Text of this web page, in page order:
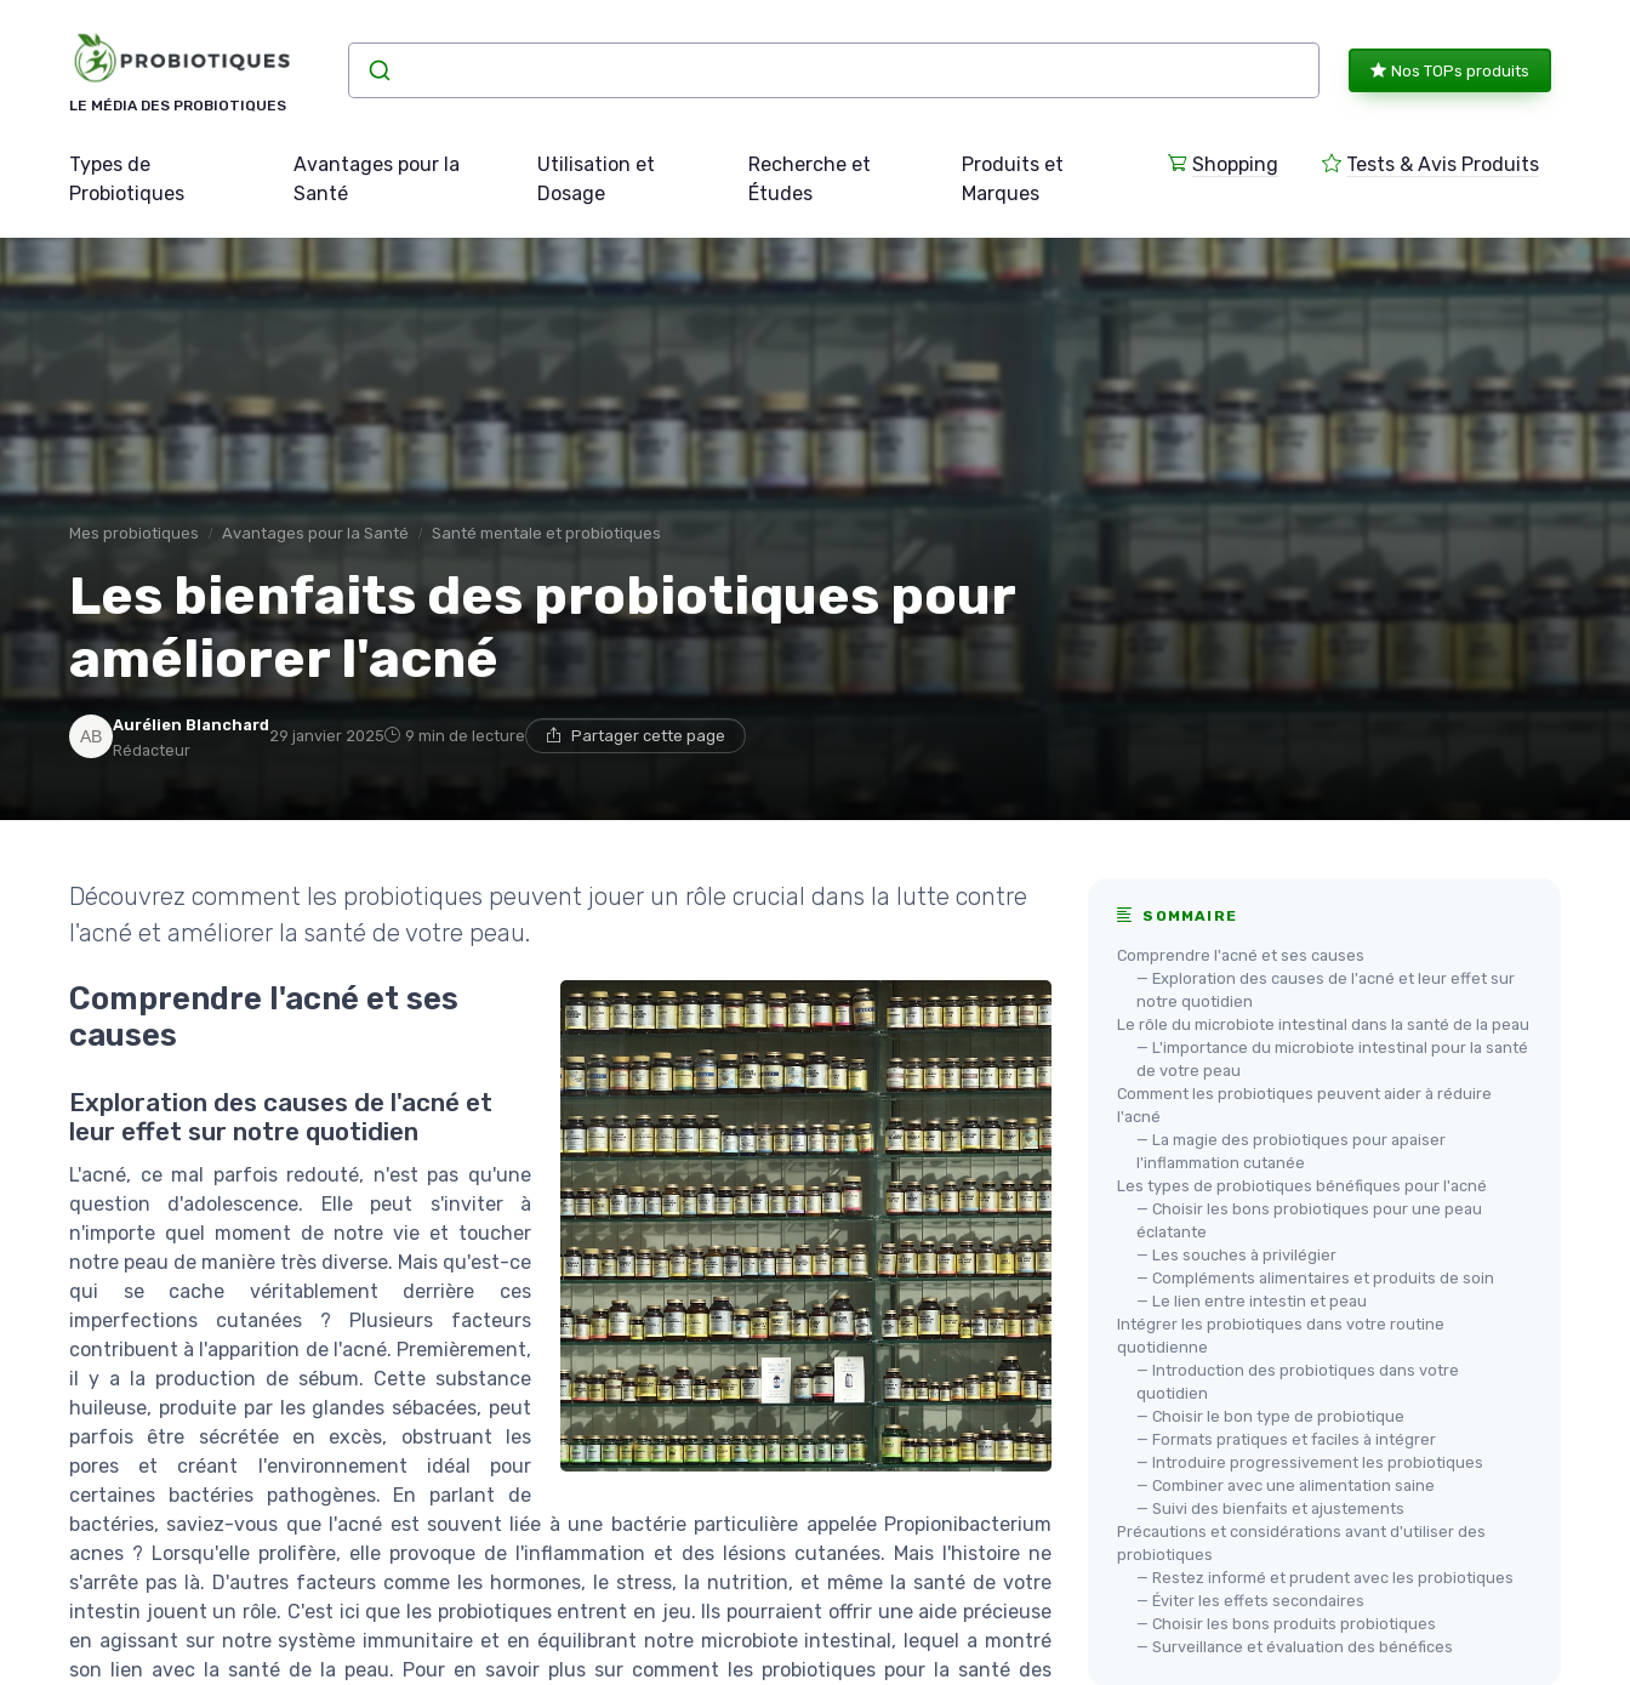
LE MÉDIA DES PROBIOTIQUES
Nos TOPs produits
Types de
Probiotiques
Avantages pour la
Santé
Utilisation et
Dosage
Recherche et
Études
Produits et
Marques
Shopping Tests & Avis Produits
Mes probiotiques Avantages pour la Santé Santé mentale et probiotiques
Les bienfaits des probiotiques pour
améliorer l'acné
Aurélien Blanchard
Rédacteur
29 janvier 2025 9 min de lecture Partager cette page
Découvrez comment les probiotiques peuvent jouer un rôle crucial dans la lutte contre
l'acné et améliorer la santé de votre peau.
Comprendre l'acné et ses
causes
Exploration des causes de l'acné et
leur effet sur notre quotidien
L'acné, ce mal parfois redouté, n'est pas qu'une
question d'adolescence. Elle peut s'inviter à
n'importe quel moment de notre vie et toucher
notre peau de manière très diverse. Mais qu'est-ce
qui se cache véritablement derrière ces
imperfections cutanées ? Plusieurs facteurs
contribuent à l'apparition de l'acné. Premièrement,
il y a la production de sébum. Cette substance
huileuse, produite par les glandes sébacées, peut
parfois être sécrétée en excès, obstruant les
pores et créant l'environnement idéal pour
certaines bactéries pathogènes. En parlant de
bactéries, saviez-vous que l'acné est souvent liée à une bactérie particulière appelée Propionibacterium
acnes ? Lorsqu'elle prolifère, elle provoque de l'inflammation et des lésions cutanées. Mais l'histoire ne
s'arrête pas là. D'autres facteurs comme les hormones, le stress, la nutrition, et même la santé de votre
intestin jouent un rôle. C'est ici que les probiotiques entrent en jeu. Ils pourraient offrir une aide précieuse
en agissant sur notre système immunitaire et en équilibrant notre microbiote intestinal, lequel a montré
son lien avec la santé de la peau. Pour en savoir plus sur comment les probiotiques pour la santé des
SOMMAIRE
Comprendre l'acné et ses causes
— Exploration des causes de l'acné et leur effet sur
notre quotidien
Le rôle du microbiote intestinal dans la santé de la peau
— L'importance du microbiote intestinal pour la santé
de votre peau
Comment les probiotiques peuvent aider à réduire
l'acné
— La magie des probiotiques pour apaiser
l'inflammation cutanée
Les types de probiotiques bénéfiques pour l'acné
— Choisir les bons probiotiques pour une peau
éclatante
— Les souches à privilégier
— Compléments alimentaires et produits de soin
— Le lien entre intestin et peau
Intégrer les probiotiques dans votre routine
quotidienne
— Introduction des probiotiques dans votre
quotidien
— Choisir le bon type de probiotique
— Formats pratiques et faciles à intégrer
— Introduire progressivement les probiotiques
— Combiner avec une alimentation saine
— Suivi des bienfaits et ajustements
Précautions et considérations avant d'utiliser des
probiotiques
— Restez informé et prudent avec les probiotiques
— Éviter les effets secondaires
— Choisir les bons produits probiotiques
— Surveillance et évaluation des bénéfices